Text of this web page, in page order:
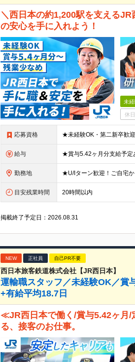
＼西日本の約1,200駅を支える
の安心を手に入れよう！
未
休
応募資格
給与
勤務地
目安残業時間 20時間以内
掲載終了予定日：2026.08.31
NEW 正社員 自己PR不要
西日本旅客鉄道株式会社【JR西日本】
運輸職スタッフ／未経験OK／賞
+有給平均18.7日
≪JR西日本で働く/賞与5.42ヶ月/
る、接客のお仕事。